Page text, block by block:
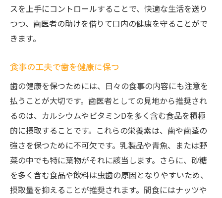
スを上手にコントロールすることで、快適な生活を送り
つつ、歯医者の助けを借りて口内の健康を守ることがで
きます。
食事の工夫で歯を健康に保つ
歯の健康を保つためには、日々の食事の内容にも注意を
払うことが大切です。歯医者としての見地から推奨され
るのは、カルシウムやビタミンDを多く含む食品を積極
的に摂取することです。これらの栄養素は、歯や歯茎の
強さを保つために不可欠です。乳製品や青魚、または野
菜の中でも特に葉物がそれに該当します。さらに、砂糖
を多く含む食品や飲料は虫歯の原因となりやすいため、
摂取量を抑えることが推奨されます。間食にはナッツや